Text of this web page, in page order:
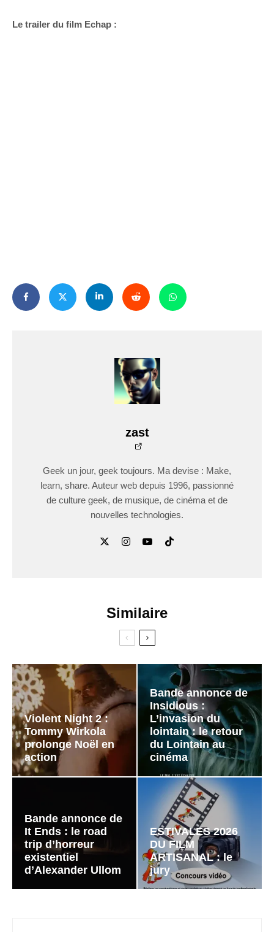
Le trailer du film Echap :
zast
Geek un jour, geek toujours. Ma devise : Make,
learn, share. Auteur web depuis 1996, passionné
de culture geek, de musique, de cinéma et de
nouvelles technologies.
Similaire
Violent Night 2 :
Tommy Wirkola
prolonge Noël en
action
Bande annonce de
Insidious :
L’invasion du
lointain : le retour
du Lointain au
cinéma
Bande annonce de
It Ends : le road
trip d’horreur
existentiel
d’Alexander Ullom
ESTIVALES 2026
DU FILM
ARTISANAL : le
jury